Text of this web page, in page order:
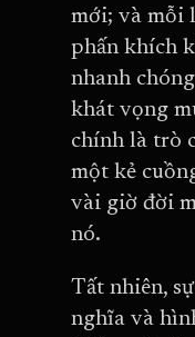
mới; và mỗi
phấn khích
nhanh
khát vọng
chính là trò
một kẻ
vài giờ đời
nó.
Tất nhiên,
nghĩa và